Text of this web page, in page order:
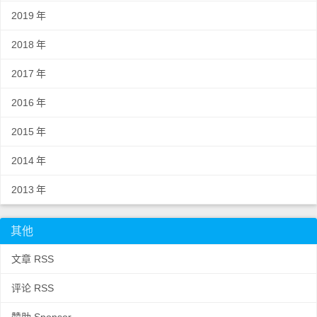
2019 年
2018 年
2017 年
2016 年
2015 年
2014年
2013 年
其他
文章 RSS
评论 RSS